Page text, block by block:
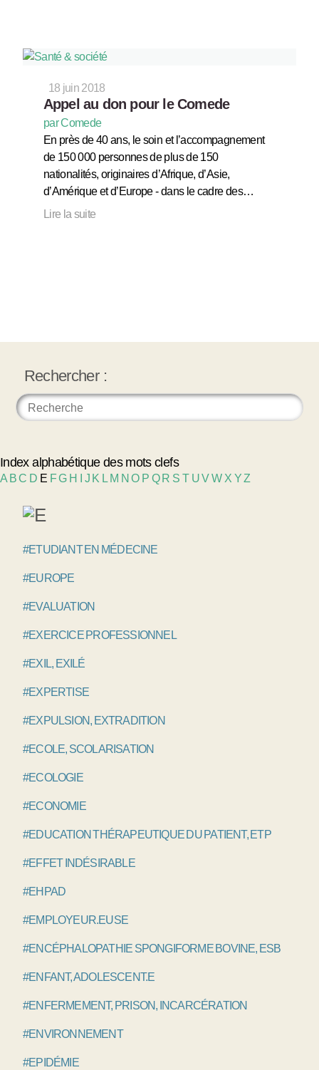
18 juin 2018
Appel au don pour le Comede
par Comede
En près de 40 ans, le soin et l’accompagnement
de 150 000 personnes de plus de 150
nationalités, originaires d’Afrique, d’Asie,
d’Amérique et d’Europe - dans le cadre des…
Lire la suite
Rechercher :
Index alphabétique des mots clefs
A BC D E FG H J K L M NO P Q R S T UVW X YZ
#ETUDIANT EN MÉDECINE
#EUROPE
#EVALUATION
#EXERCICE PROFESSIONNEL
#EXIL, EXILÉ
#EXPERTISE
#EXPULSION, EXTRADITION
#ECOLE, SCOLARISATION
#ECOLOGIE
#ECONOMIE
#EDUCATION THÉRAPEUTIQUE DU PATIENT, ETP
#EFFET INDÉSIRABLE
#EHPAD
#EMPLOYEUR.EUSE
#ENCÉPHALOPATHIE SPONGIFORME BOVINE, ESB
#ENFANT, ADOLESCENT.E
#ENFERMEMENT, PRISON, INCARCÉRATION
#ENVIRONNEMENT
#EPIDÉMIE